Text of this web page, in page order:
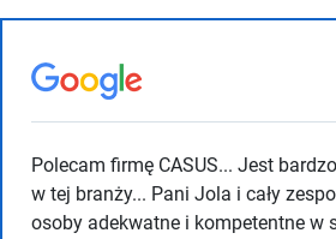
Polecam firmę CASUS... Jest
w tej branży... Pani Jola i cały
osoby adekwatne i kompetentne w